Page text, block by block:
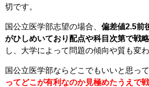
切です。
国公立医学部志望の場合、 偏差値2.5前
がひしめいており配点や科目次第で戦
し、大学によって問題の傾向や質も変
国公立医学部ならどこでもいいと思って
ってどこが有利なのか見極めたうえで